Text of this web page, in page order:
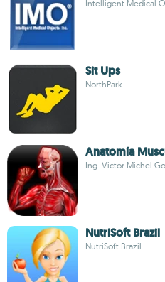
Intelligent Medical
Sit Ups
NorthPark
Anatomía
Ing. Victor Michel
NutriSoft Brazil
NutriSoft Brazil